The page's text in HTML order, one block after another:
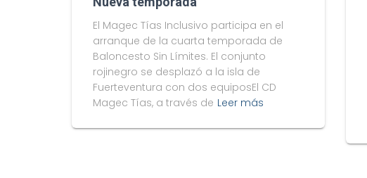
El Magec Tías Inclusivo participa en el
arranque de la cuarta temporada de
Baloncesto Sin Límites. El conjunto
rojinegro se desplazó a la isla de
Fuerteventura con dos equiposEl CD
Magec Tías, a través de Leer más